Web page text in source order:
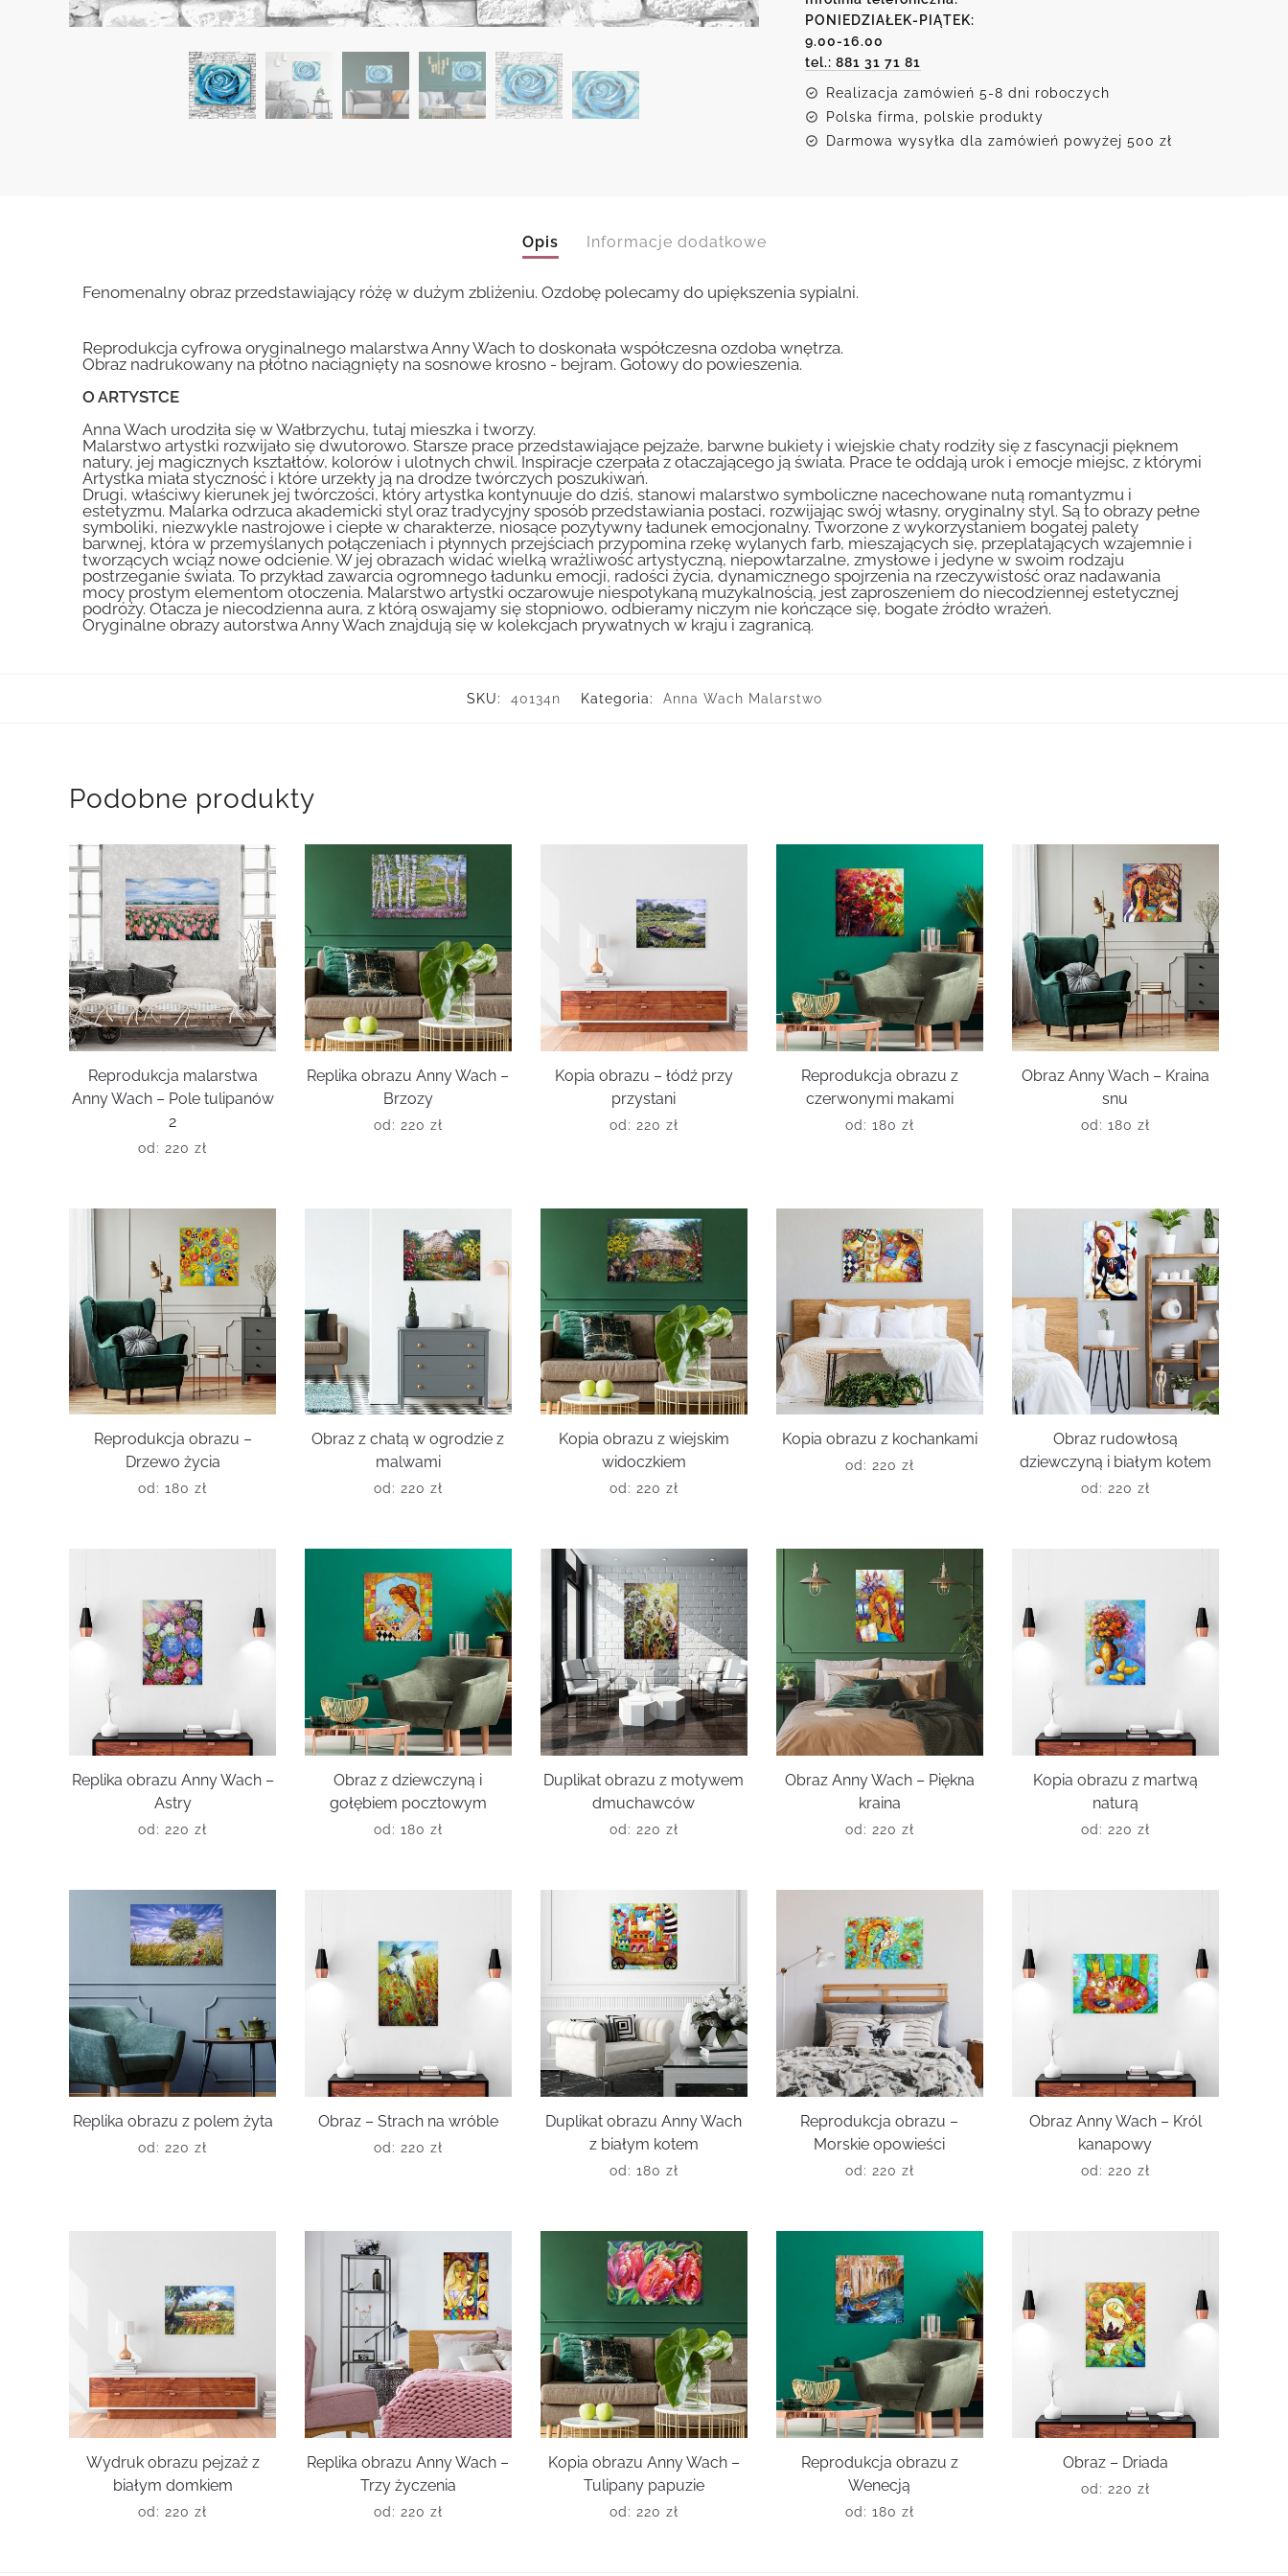
różą
PONIEDZIAŁEK-PIĄTEK:
9.00-16.00
tel.: 881 31 71 81
Realizacja zamówień 5-8 dni roboczych
Polska firma, polskie produkty
Darmowa wysyłka dla zamówień powyżej 500 zł
Opis Informacje dodatkowe
Fenomenalny obraz przedstawiający różę w dużym zbliżeniu. Ozdobę polecamy do upiększenia sypialni.
Reprodukcja cyfrowa oryginalnego malarstwa Anny Wach to doskonała współczesna ozdoba wnętrza.
Obraz nadrukowany na płótno naciągnięty na sosnowe krosno - bejram. Gotowy do powieszenia.
O ARTYSTCE
Anna Wach urodziła się w Wałbrzychu, tutaj mieszka i tworzy.
Malarstwo artystki rozwijało się dwutorowo. Starsze prace przedstawiające pejzaże, barwne bukiety i wiejskie chaty rodziły się z fascynacji pięknem
natury, jej magicznych kształtów, kolorów i ulotnych chwil. Inspiracje czerpała z otaczającego ją świata. Prace te oddają urok i emocje miejsc, z którymi
Artystka miała styczność i które urzekły ją na drodze twórczych poszukiwań.
Drugi, właściwy kierunek jej twórczości, który artystka kontynuuje do dziś, stanowi malarstwo symboliczne nacechowane nutą romantyzmu i
estetyzmu. Malarka odrzuca akademicki styl oraz tradycyjny sposób przedstawiania postaci, rozwijając swój własny, oryginalny styl. Są to obrazy pełne
symboliki, niezwykle nastrojowe i ciepłe w charakterze, niosące pozytywny ładunek emocjonalny. Tworzone z wykorzystaniem bogatej palety
barwnej, która w przemyślanych połączeniach i płynnych przejściach przypomina rzekę wylanych farb, mieszających się, przeplatających wzajemnie i
tworzących wciąż nowe odcienie. W jej obrazach widać wielką wrażliwość artystyczną, niepowtarzalne, zmysłowe i jedyne w swoim rodzaju
postrzeganie świata. To przykład zawarcia ogromnego ładunku emocji, radości życia, dynamicznego spojrzenia na rzeczywistość oraz nadawania
mocy prostym elementom otoczenia. Malarstwo artystki oczarowuje niespotykaną muzykalnością, jest zaproszeniem do niecodziennej estetycznej
podróży. Otacza je niecodzienna aura, z którą oswajamy się stopniowo, odbieramy niczym nie kończące się, bogate źródło wrażeń.
Oryginalne obrazy autorstwa Anny Wach znajdują się w kolekcjach prywatnych w kraju i zagranicą.
SKU: 40134n Kategoria: Anna Wach Malarstwo
Podobne produkty
Reprodukcja malarstwa
Anny Wach – Pole tulipanów
2
od: 220 zł
Replika obrazu Anny Wach –
Brzozy
od: 220 zł
Kopia obrazu – łódź przy
przystani
od: 220 zł
Reprodukcja obrazu z
czerwonymi makami
od: 180 zł
Obraz Anny Wach – Kraina
snu
od: 180 zł
Reprodukcja obrazu –
Drzewo życia
od: 180 zł
Obraz z chatą w ogrodzie z
malwami
od: 220 zł
Kopia obrazu z wiejskim
widoczkiem
od: 220 zł
Kopia obrazu z kochankami
od: 220 zł
Obraz rudowłosą
dziewczyną i białym kotem
od: 220 zł
Replika obrazu Anny Wach –
Astry
od: 220 zł
Obraz z dziewczyną i
gołębiem pocztowym
od: 180 zł
Duplikat obrazu z motywem
dmuchawców
od: 220 zł
Obraz Anny Wach – Piękna
kraina
od: 220 zł
Kopia obrazu z martwą
naturą
od: 220 zł
Replika obrazu z polem żyta
od: 220 zł
Obraz – Strach na wróble
od: 220 zł
Duplikat obrazu Anny Wach
z białym kotem
od: 180 zł
Reprodukcja obrazu –
Morskie opowieści
od: 220 zł
Obraz Anny Wach – Król
kanapowy
od: 220 zł
Wydruk obrazu pejzaż z
białym domkiem
od: 220 zł
Replika obrazu Anny Wach –
Trzy życzenia
od: 220 zł
Kopia obrazu Anny Wach –
Tulipany papuzie
od: 220 zł
Reprodukcja obrazu z
Wenecją
od: 180 zł
Obraz – Driada
od: 220 zł